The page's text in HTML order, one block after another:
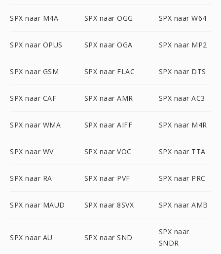
SPX naar M4A SPX naar OGG SPX naar W64
SPX naar OPUS SPX naar OGA SPX naar MP2
SPX naar GSM SPX naar FLAC SPX naar DTS
SPX naar CAF SPX naar AMR SPX naar AC3
SPX naar WMA SPX naar AIFF SPX naar M4R
SPX naar WV SPX naar VOC SPX naar TTA
SPX naar RA SPX naar PVF SPX naar PRC
SPX naar MAUD SPX naar 8SVX SPX naar AMB
SPX naar AU SPX naar SND
SPX naar
SNDR